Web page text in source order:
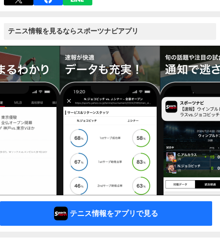
テニス情報を見るならスポーツナビアプリ
テニス情報をアプリで見る